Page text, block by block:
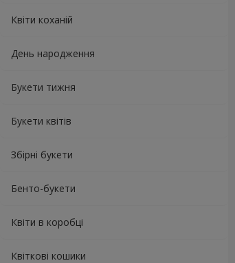
Квіти коханій
День народження
Букети тижня
Букети квітів
Збірні букети
Бенто-букети
Квіти в коробці
Квіткові кошики